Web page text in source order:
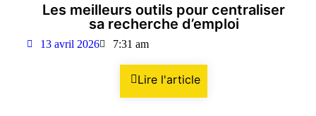
Les meilleurs outils pour centraliser
sa recherche d’emploi
13 avril 2026 7:31 am
Lire l'article